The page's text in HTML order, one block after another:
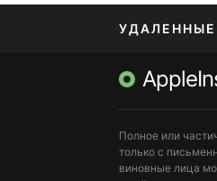
МЕССЕНДЖЕРЫ
Полное или
только с
виновные лица